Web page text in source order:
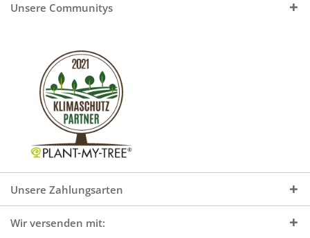
Unsere Communitys
Unsere Zahlungsarten
Wir versenden mit: